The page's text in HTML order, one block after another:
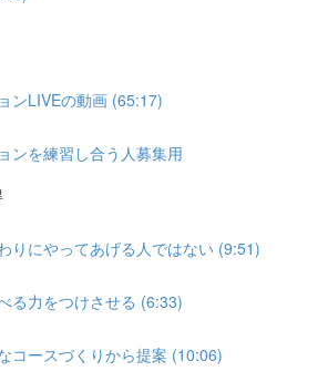
ンLIVEの動画 (65:17)
ンを練習し合う人募集用
りにやってあげる人ではない (9:51)
る力をつけさせる (6:33)
コースづくりから提案 (10:06)